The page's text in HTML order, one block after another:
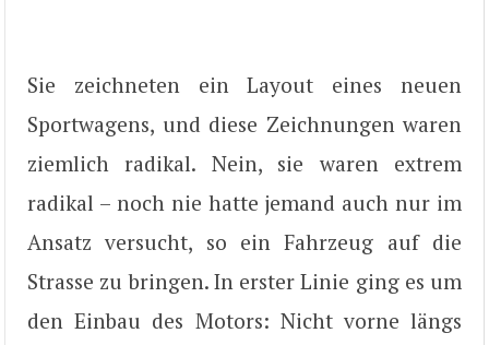
Sie zeichneten ein Layout eines neuen
Sportwagens, und diese Zeichnungen waren
ziemlich radikal. Nein, sie waren extrem
radikal – noch nie hatte jemand auch nur im
Ansatz versucht, so ein Fahrzeug auf die
Strasse zu bringen. In erster Linie ging es um
den Einbau des Motors: Nicht vorne längs